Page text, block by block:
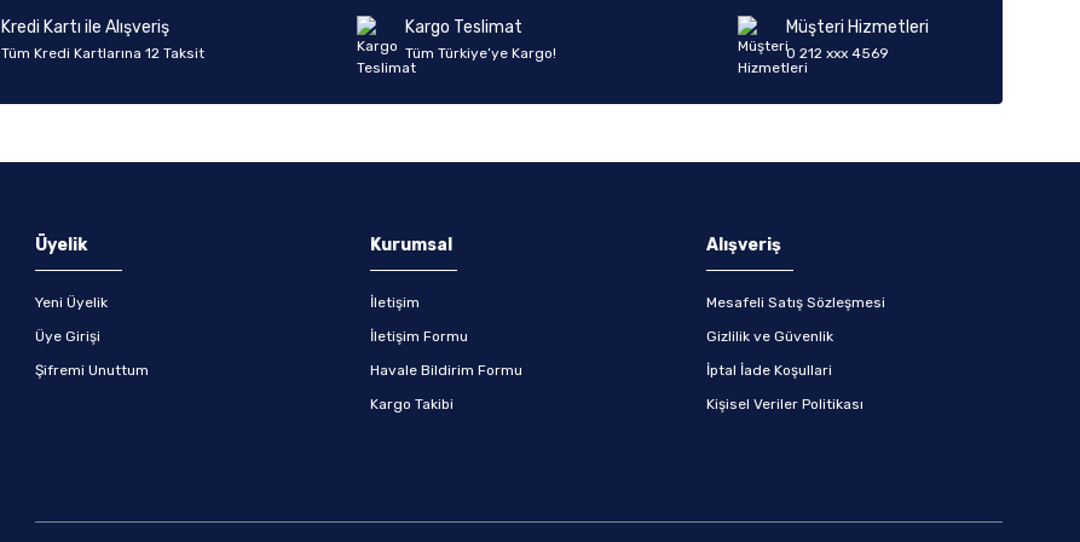
Kredi Kartı ile Alışveriş
Tüm Kredi Kartlarına 12 Taksit
Kargo Teslimat
Tüm Türkiye’ye Kargo!
Müşteri Hizmetleri
0 212 xxx 4569
Üyelik
Yeni Üyelik
Üye Girişi
Şifremi Unuttum
Kurumsal
İletişim
İletişim Formu
Havale Bildirim Formu
Kargo Takibi
Alışveriş
Mesafeli Satış Sözleşmesi
Gizlilik ve Güvenlik
İptal İade Koşullari
Kişisel Veriler Politikası